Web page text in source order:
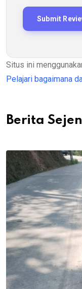
Situs ini
Pelajari bagaimana
Berita